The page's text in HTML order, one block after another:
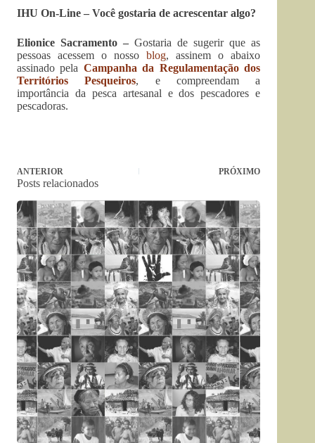
IHU On-Line – Você gostaria de acrescentar algo?
Elionice Sacramento – Gostaria de sugerir que as
pessoas acessem o nossoblog, assinem o abaixo
assinado pela Campanha da Regulamentação dos
Territórios Pesqueiros, e compreendam a
importância da pesca artesanal e dos pescadores e
pescadoras.
ANTERIOR PRÓXIMO
Posts relacionados